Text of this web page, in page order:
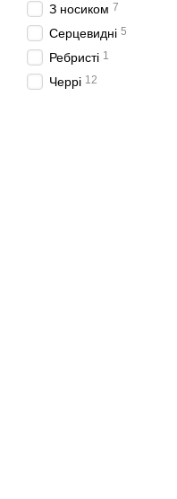
З носиком 7
Серцевидні 5
Ребристі 1
Черрі 12